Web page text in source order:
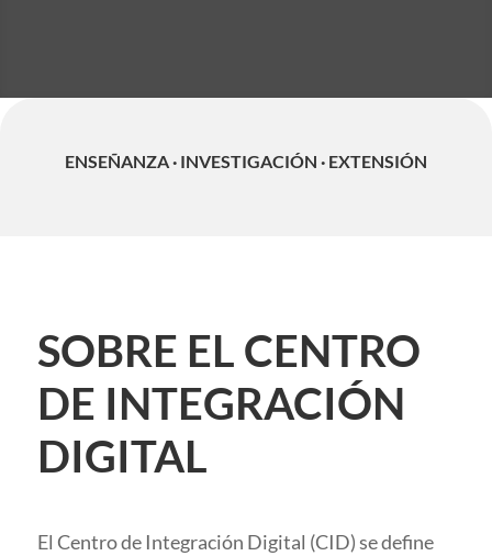
ENSEÑANZA · INVESTIGACIÓN · EXTENSIÓN
SOBRE EL CENTRO
DE INTEGRACIÓN
DIGITAL
El Centro de Integración Digital (CID) se define